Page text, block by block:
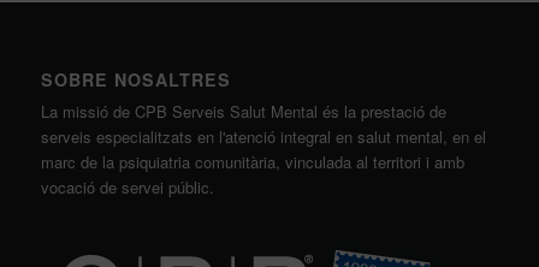
SOBRE NOSALTRES
La missió de CPB Serveis Salut Mental és la prestació de
serveis especialitzats en l'atenció integral en salut mental, en el
marc de la psiquiatria comunitària, vinculada al territori i amb
vocació de servei públic.